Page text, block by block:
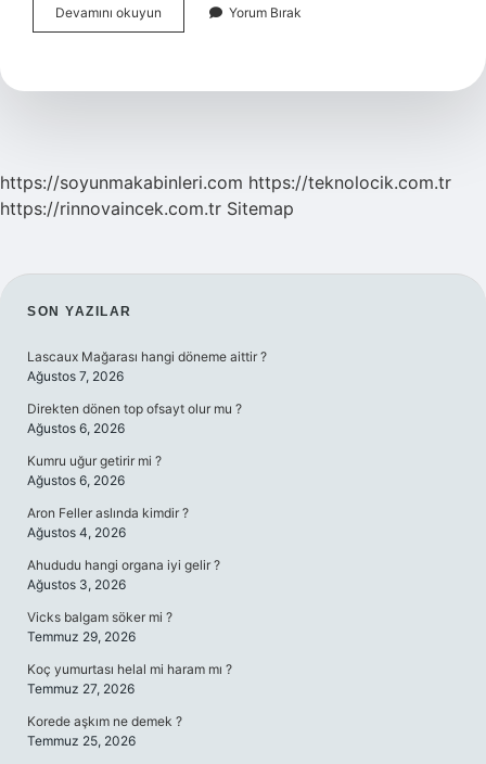
Devamını okuyun
Nerede
Yorum Bırak
https://soyunmakabinleri.com https://teknolocik.com.tr
https://rinnovaincek.com.tr Sitemap
SIDEBAR
SON YAZILAR
Lascaux Mağarası hangi döneme aittir ?
Ağustos 7, 2026
Direkten dönen top ofsayt olur mu ?
Ağustos 6, 2026
Kumru uğur getirir mi ?
Ağustos 6, 2026
Aron Feller aslında kimdir ?
Ağustos 4, 2026
Ahududu hangi organa iyi gelir ?
Ağustos 3, 2026
Vicks balgam söker mi ?
Temmuz 29, 2026
Koç yumurtası helal mi haram mı ?
Temmuz 27, 2026
Korede aşkım ne demek ?
Temmuz 25, 2026